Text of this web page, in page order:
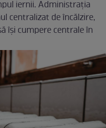
iernii. Administrația
centralizat de încălzire,
își cumpere centrale în